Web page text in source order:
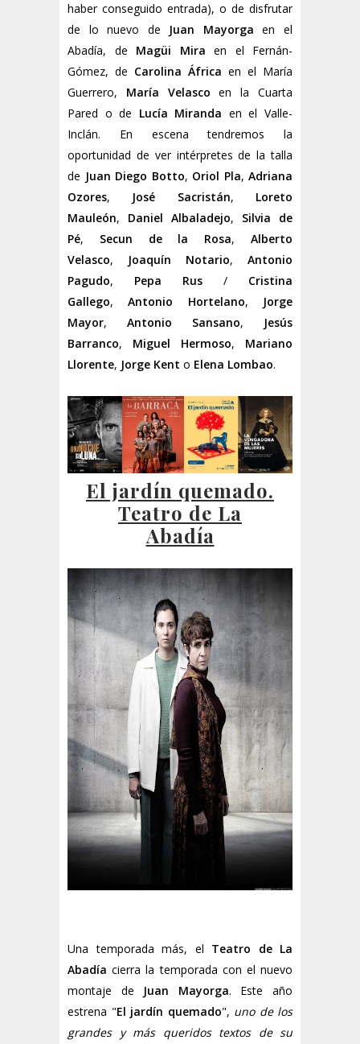
haber conseguido entrada), o de disfrutar
de lo nuevo de Juan Mayorga en el
Abadía, de Magüi Mira en el Fernán-
Gómez, de Carolina África en el María
Guerrero, María Velasco en la Cuarta
Pared o de Lucía Miranda en el Valle-
Inclán. En escena tendremos la
oportunidad de ver intérpretes de la talla
de Juan Diego Botto, Oriol Pla, Adriana
Ozores, José Sacristán, Loreto
Mauleón, Daniel Albaladejo, Silvia de
Pé, Secun de la Rosa,Alberto
Velasco, Joaquín Notario, Antonio
Pagudo, Pepa Rus /
Cristina
Gallego,Antonio Hortelano,
Jorge
Mayor, Antonio Sansano,
Jesús
Barranco, Miguel Hermoso, Mariano
Llorente, Jorge Kent o Elena Lombao.
El jardín quemado.
Teatro de La
Abadía
Una temporada más, el Teatro de La
Abadía cierra la temporada con el nuevo
montaje de Juan Mayorga. Este año
estrena "El jardín quemado", uno de los
grandes y más queridos textos de su